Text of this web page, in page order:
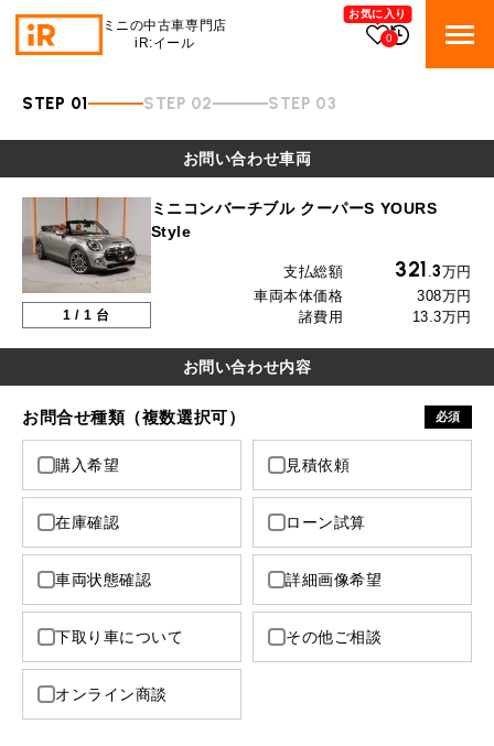
ミニの中古車専門店
iR:イール
お気に入り
0
ROVER MINI
TRADE 買取
TOP
iRの買取が他社よりも高い理由
売却手順
買取Q&A
iRで愛車を売却されたお客様の声
BMWミニ買取査定依頼
MAINTENANCE
TOP
BMWミニ メンテナンス
ローバーミニ メンテナンス
最近の修理実績
ブログ＆メディア
TOP
MINI Blog スタッフブログ
User's Voice 購入者様の声
Part's Report
Movie 動画一覧
MINI KNOWLEDGE ミニナレッジ
TOP
BMWミニナレッジ
ローバーミニナレッジ
ABOUT iR
会社概要
スタッフ紹介
MAP
RECRUIT 採用情報
お知らせ プライバシーポリシー
お問い合わせ
STEP 01 STEP 02 STEP 03
お問い合わせ車両
1 / 1 台
ミニコンバーチブル クーパーS YOURS
Style
支払総額 321 .3万円
車両本体価格
308万円
諸費用
13.3万円
お問い合わせ内容
お問合せ種類（複数選択可） 必須
購入希望 見積依頼
在庫確認 ローン試算
車両状態確認 詳細画像希望
下取り車について その他ご相談
オンライン商談